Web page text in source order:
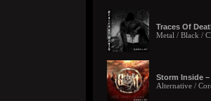
Traces Of
Metal / Black /
Storm Inside
Alternative /